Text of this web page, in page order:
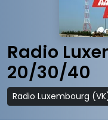
Radio
20/30/40
Radio Luxembourg